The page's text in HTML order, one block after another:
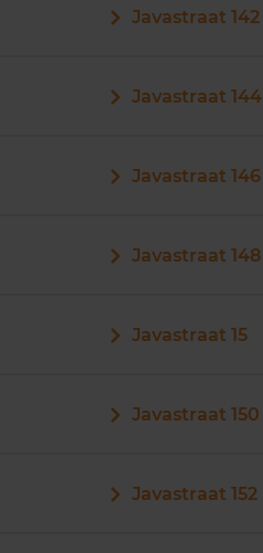
Javastraat 142
Javastraat 144
Javastraat 146
Javastraat 148
Javastraat 15
Javastraat 150
Javastraat 152